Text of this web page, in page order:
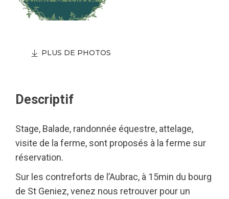
PLUS DE PHOTOS
Descriptif
Stage, Balade, randonnée équestre, attelage,
visite de la ferme, sont proposés à la ferme sur
réservation.
Sur les contreforts de l’Aubrac, à 15min du bourg
de St Geniez, venez nous retrouver pour un